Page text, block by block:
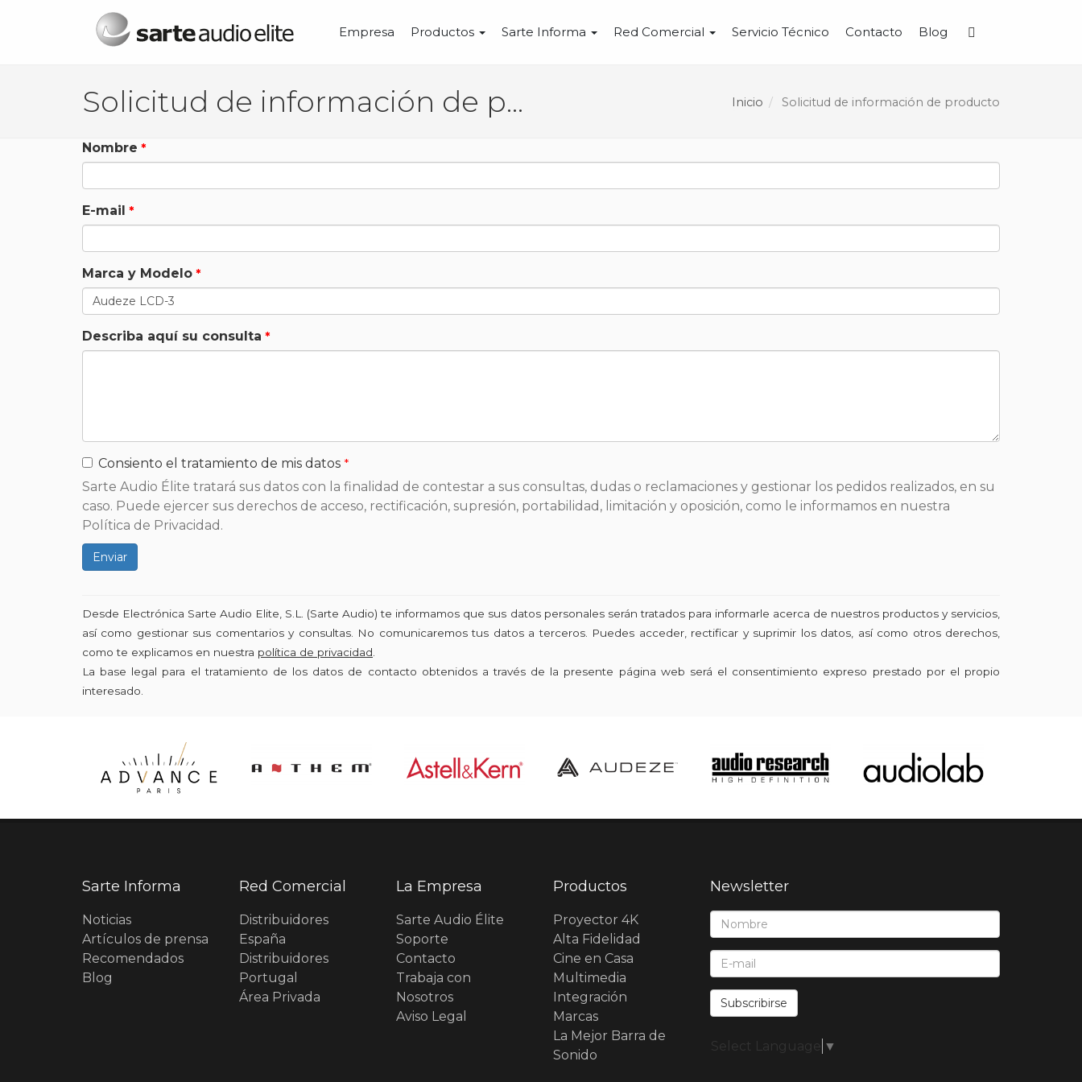
Menú principal
Empresa Productos Sarte Informa Red Comercial Servicio Técnico Contacto Blog
Solicitud de información de producto Inicio Solicitud de información de producto
Nombre
E-mail
Marca y Modelo
Describa aquí su consulta
Consiento el tratamiento de mis datos
Sarte Audio Élite tratará sus datos con la finalidad de contestar a sus consultas, dudas o reclamaciones y gestionar los pedidos realizados, en su
caso. Puede ejercer sus derechos de acceso, rectificación, supresión, portabilidad, limitación y oposición, como le informamos en nuestra
Política de Privacidad.
Enviar
Desde Electrónica Sarte Audio Elite, S.L. (Sarte Audio) te informamos que sus datos personales serán tratados para informarle acerca de nuestros productos y servicios,
así como gestionar sus comentarios y consultas. No comunicaremos tus datos a terceros. Puedes acceder, rectificar y suprimir los datos, así como otros derechos,
como te explicamos en nuestra política de privacidad
La base legal para el tratamiento de los datos de contacto obtenidos a través de la presente página web será el consentimiento expreso prestado por el propio
interesado.
Sarte Informa
Noticias
Artículos de prensa
Recomendados
Blog
Red Comercial
Distribuidores
España
Distribuidores
Portugal
Área Privada
La Empresa
Sarte Audio Élite
Soporte
Contacto
Trabaja con
Nosotros
Aviso Legal
Productos
Proyector 4K
Alta Fidelidad
Cine en Casa
Multimedia
Integración
Marcas
La Mejor Barra de
Sonido
Newsletter
Nombre*:
E-Mail*:
Subscribirse
Select Language ▼